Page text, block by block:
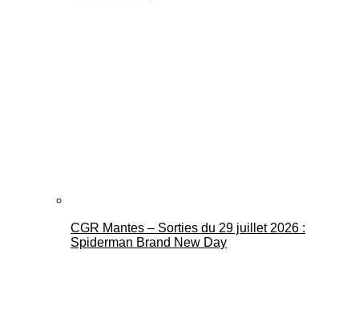
CGR Mantes – Sorties du 29 juillet 2026 :
Spiderman Brand New Day